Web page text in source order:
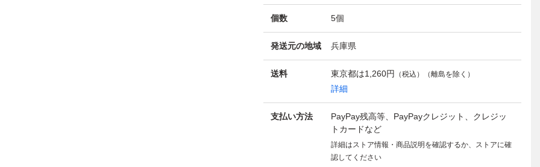
個数 5個
発送元の地域 兵庫県
送料 東京都は1,260円 （税込）（離島を除く）
詳細
支払い方法
PayPay残高等、PayPayクレジット、クレジッ
トカードなど
詳細はストア情報・商品説明を確認するか、ストアに確
認してください